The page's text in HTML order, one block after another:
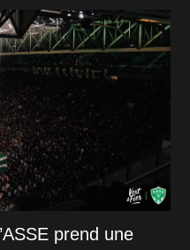
prend une